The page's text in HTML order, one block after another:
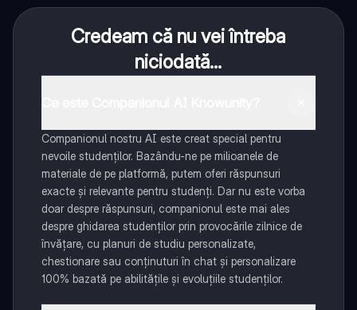
Credeam că nu vei întreba
niciodată...
Companionul nostru AI este creat special pentru
nevoile studenților. Bazându-ne pe milioanele de
materiale de pe platformă, putem oferi răspunsuri
exacte și relevante pentru studenți. Dar nu este vorba
doar despre răspunsuri, companionul este mai ales
despre ghidarea studenților prin provocările zilnice de
învățare, cu planuri de studiu personalizate,
chestionare sau conținuturi în chat și personalizare
100% bazată pe abilitățile și evoluțiile studenților.